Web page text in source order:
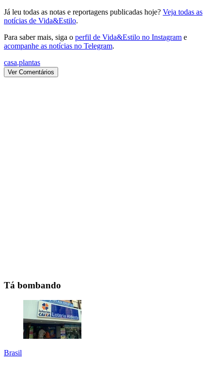
Já leu todas as notas e reportagens publicadas hoje? Veja todas as
notícias de Vida&Estilo.
Para saber mais, siga o perfil de Vida&Estilo no Instagram e
acompanhe as notícias no Telegram.
casa,plantas
Ver Comentários
Tá bombando
Brasil